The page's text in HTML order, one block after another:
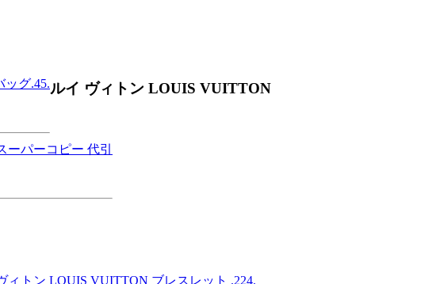
ルイ ヴィトン LOUIS VUITTON